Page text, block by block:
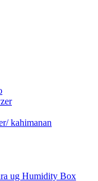
kahimanan
ug Humidity Box